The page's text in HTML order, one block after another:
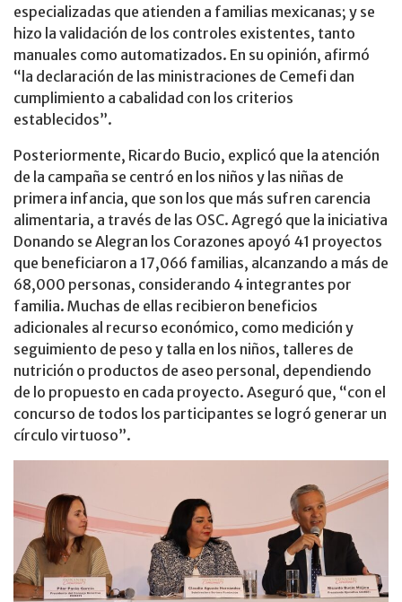
especializadas que atienden a familias mexicanas; y se
hizo la validación de los controles existentes, tanto
manuales como automatizados. En su opinión, afirmó
“la declaración de las ministraciones de Cemefi dan
cumplimiento a cabalidad con los criterios
establecidos”.
Posteriormente, Ricardo Bucio, explicó que la atención
de la campaña se centró en los niños y las niñas de
primera infancia, que son los que más sufren carencia
alimentaria, a través de las OSC. Agregó que la iniciativa
Donando se Alegran los Corazones apoyó 41 proyectos
que beneficiaron a 17,066 familias, alcanzando a más de
68,000 personas, considerando 4 integrantes por
familia. Muchas de ellas recibieron beneficios
adicionales al recurso económico, como medición y
seguimiento de peso y talla en los niños, talleres de
nutrición o productos de aseo personal, dependiendo
de lo propuesto en cada proyecto. Aseguró que, “con el
concurso de todos los participantes se logró generar un
círculo virtuoso”.